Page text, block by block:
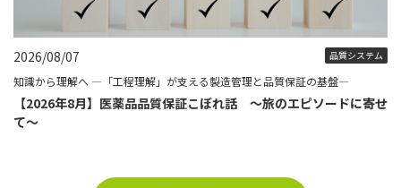
2026/08/07 品質システム
知識から理解へ ―「工程理解」が支える製造管理と品質保証の基盤―
【2026年8月】医薬品品質保証こぼれ話 ～旅のエピソードに寄せ
て～